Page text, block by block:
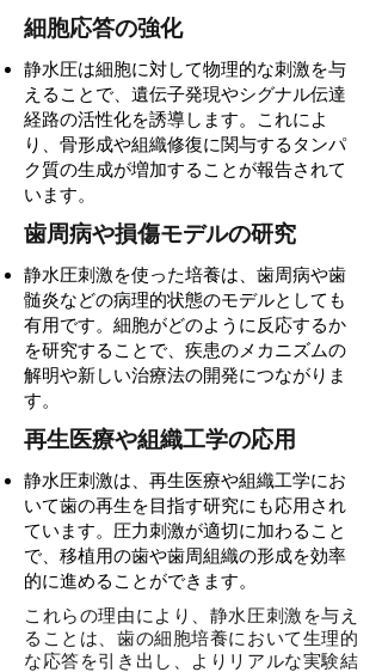
細胞応答の強化
静水圧は細胞に対して物理的な刺激を与
えることで、遺伝子発現やシグナル伝達
経路の活性化を誘導します。これによ
り、骨形成や組織修復に関与するタンパ
ク質の生成が増加することが報告されて
います。
歯周病や損傷モデルの研究
静水圧刺激を使った培養は、歯周病や歯
髄炎などの病理的状態のモデルとしても
有用です。細胞がどのように反応するか
を研究することで、疾患のメカニズムの
解明や新しい治療法の開発につながりま
す。
再生医療や組織工学の応用
静水圧刺激は、再生医療や組織工学にお
いて歯の再生を目指す研究にも応用され
ています。圧力刺激が適切に加わること
で、移植用の歯や歯周組織の形成を効率
的に進めることができます。
これらの理由により、静水圧刺激を与え
ることは、歯の細胞培養において生理的
な応答を引き出し、よりリアルな実験結